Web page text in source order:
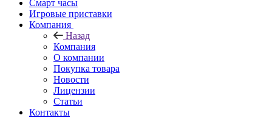
Смарт часы
Игровые приставки
Компания
Назад
Компания
О компании
Покупка товара
Новости
Лицензии
Статьи
Контакты